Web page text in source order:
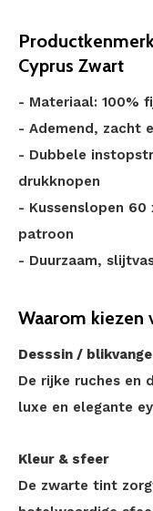
Cyprus Zwart
- Materiaal: 100%
- Ademend, zacht
- Dubbele
drukknopen
- Kussenslopen
patroon
- Duurzaam,
Waarom kiezen
Desssin /
De rijke ruches en
luxe en elegante
Kleur & sfeer
De zwarte tint